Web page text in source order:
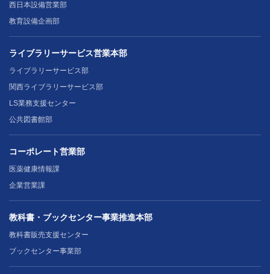
西日本設備営業部
教育設備企画部
ライブラリーサービス営業本部
ライブラリーサービス部
関西ライブラリーサービス部
LS業務支援センター
公共図書館部
コーポレート営業部
医薬健康情報課
企業営業課
教科書・ブックセンター事業推進本部
教科書販売支援センター
ブックセンター事業部